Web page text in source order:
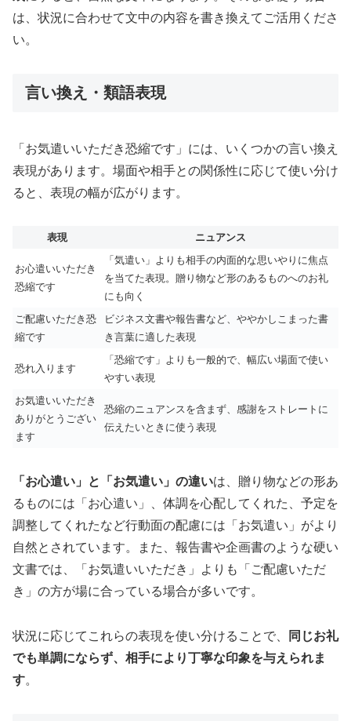
は、状況に合わせて文中の内容を書き換えてご活用くださ
い。
言い換え・類語表現
「お気遣いいただき恐縮です」には、いくつかの言い換え
表現があります。場面や相手との関係性に応じて使い分け
ると、表現の幅が広がります。
表現 ニュアンス
お心遣いいただき
恐縮です
「気遣い」よりも相手の内面的な思いやりに焦点
を当てた表現。贈り物など形のあるものへのお礼
にも向く
ご配慮いただき恐
縮です
ビジネス文書や報告書など、ややかしこまった書
き言葉に適した表現
恐れ入ります
「恐縮です」よりも一般的で、幅広い場面で使い
やすい表現
お気遣いいただき
ありがとうござい
ます
恐縮のニュアンスを含まず、感謝をストレートに
伝えたいときに使う表現
「お心遣い」と「お気遣い」の違いは、贈り物などの形あ
るものには「お心遣い」、体調を心配してくれた、予定を
調整してくれたなど行動面の配慮には「お気遣い」がより
自然とされています。また、報告書や企画書のような硬い
文書では、「お気遣いいただき」よりも「ご配慮いただ
き」の方が場に合っている場合が多いです。
状況に応じてこれらの表現を使い分けることで、
同じお礼
でも単調にならず、相手により丁寧な印象を与えられま
す。